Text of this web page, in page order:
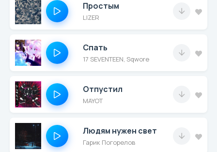
Простым
LIZER
Спать
17 SEVENTEEN, Sqwore
Отпустил
MAYOT
Людям нужен свет
Гарик Погорелов